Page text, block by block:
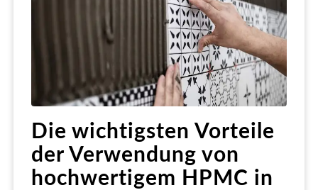
Die wichtigsten Vorteile
der Verwendung von
hochwertigem HPMC in